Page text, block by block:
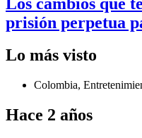
prisión perpetua
Lo más visto
Colombia,
Hace 2 años